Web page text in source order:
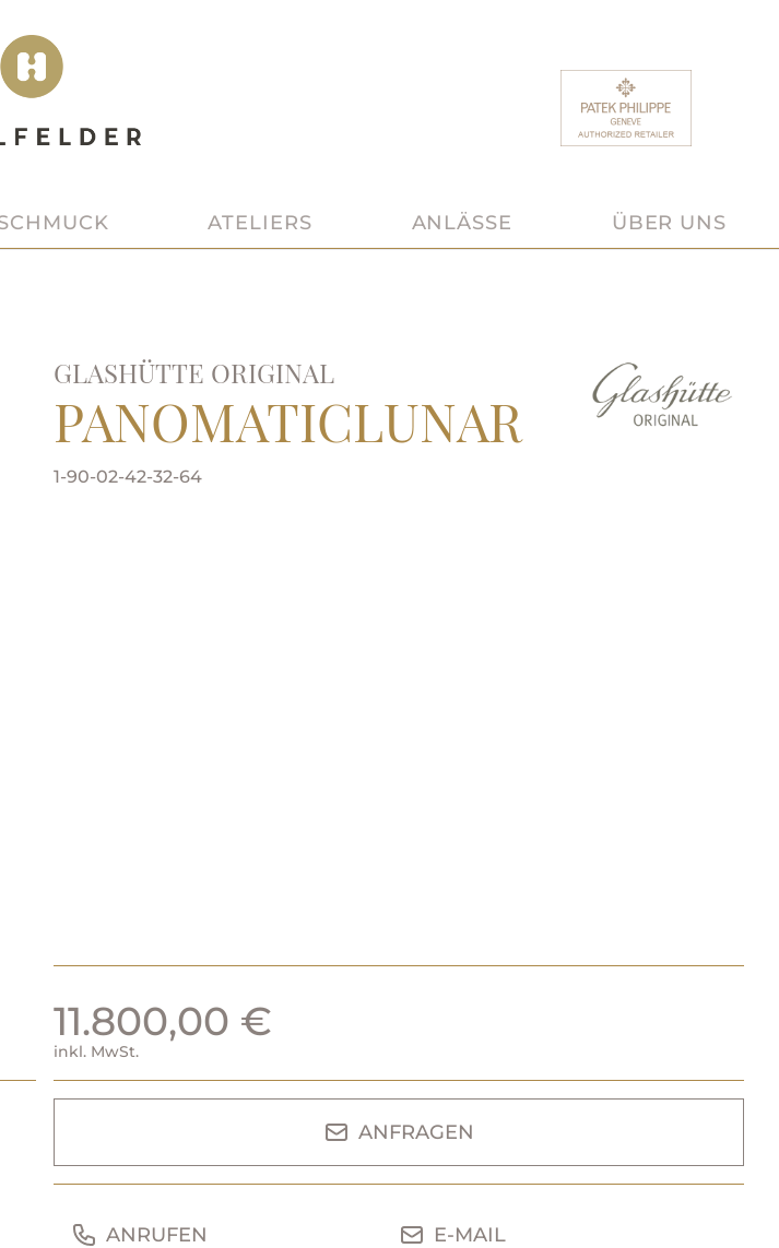
ATELIERS ANLÄSSE ÜBER UNS
GLASHÜTTE ORIGINAL
PANOMATICLUNAR
1-90-02-42-32-64
11.800,00 €
inkl. MwSt.
ANFRAGEN
ANRUFEN E-MAIL